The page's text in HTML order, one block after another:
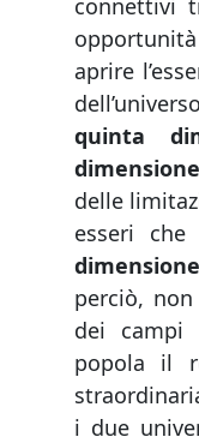
connettivi
aprire
quinta
dimensione
delle
esseri che
dimensione
perciò,
dei campi
popola il
i due